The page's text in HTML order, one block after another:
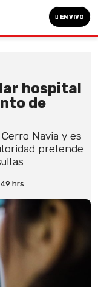
EN VIVO
hospital
de
Navia y es
pretende
hrs